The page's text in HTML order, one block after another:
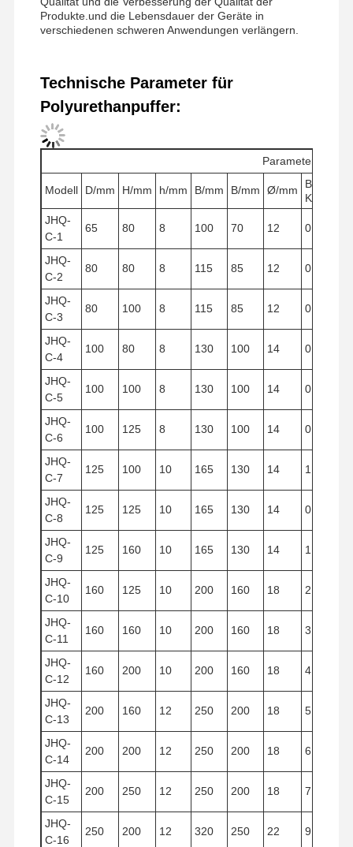
Kran-Flaschenzug
Zupacken
Ausrüstung des Motors und der Bremse
Hissen
Transportausrüstung
Zubehör für Krane
Produkte.und die Lebensdauer der Geräte in
verschiedenen schweren Anwendungen verlängern.
Technische Parameter für
Polyurethanpuffer:
Parameter
Modell D/mm H/mm h/mm B/mm B/mm Ø/mm
Buffer
JHQ-
C-1
65 80 8 100 70 12 0.265
JHQ-
C-2
80 80 8 115 85 12 0.400
JHQ-
C-3
80 100 8 115 85 12 0.502
JHQ-
C-4
100 80 8 130 100 14 0.628
JHQ-
C-5
100 100 8 130 100 14 0.785
JHQ-
C-6
100 125 8 130 100 14 0.980
JHQ-
C-7
125 100 10 165 130 14 1.227
JHQ-
C-8
125 125 10 165 130 14 0.533
JHQ-
C-9
125 160 10 165 130 14 1.960
JHQ-
C-10
160 125 10 200 160 18 2.512
JHQ-
C-11
160 160 10 200 160 18 3.125
JHQ-
C-12
160 200 10 200 160 18 4.019
JHQ-
C-13
200 160 12 250 200 18 5.024
JHQ-
C-14
200 200 12 250 200 18 6.280
JHQ-
C-15
200 250 12 250 200 18 7.850
JHQ-
C-16
250 200 12 320 250 22 9.810